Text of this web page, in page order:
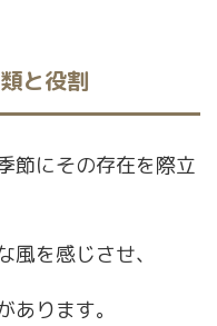
と役割
節にその存在を際立
を感じさせ、
ります。